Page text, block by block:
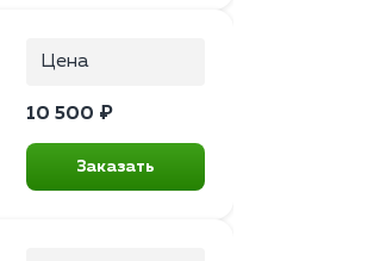
Цена
10 500 ₽
Заказать